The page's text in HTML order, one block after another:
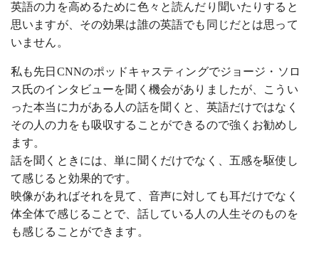
英語の力を高めるために色々と読んだり聞いたりすると
思いますが、その効果は誰の英語でも同じだとは思って
いません。
私も先日CNNのポッドキャスティングでジョージ・ソロ
ス氏のインタビューを聞く機会がありましたが、こうい
った本当に力がある人の話を聞くと、英語だけではなく
その人の力をも吸収することができるので強くお勧めし
ます。
話を聞くときには、単に聞くだけでなく、五感を駆使し
て感じると効果的です。
映像があればそれを見て、音声に対しても耳だけでなく
体全体で感じることで、話している人の人生そのものを
も感じることができます。